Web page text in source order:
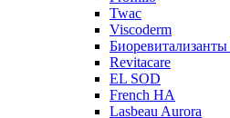
Twac
Viscoderm
Revitacare
EL SOD
French HA
Lasbeau Aurora